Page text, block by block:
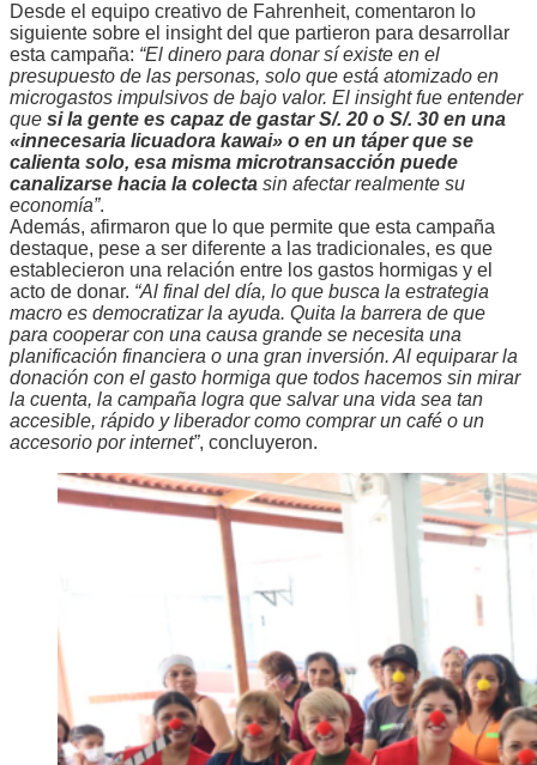
Desde el equipo creativo de Fahrenheit, comentaron lo
siguiente sobre el insight del que partieron para desarrollar
esta campaña: “El dinero para donar sí existe en el
presupuesto de las personas, solo que está atomizado en
microgastos impulsivos de bajo valor. El insight fue entender
que si la gente es capaz de gastar S/. 20 o S/. 30 en una
«innecesaria licuadora kawai» o en un táper que se
calienta solo, esa misma microtransacción puede
canalizarse hacia la colecta sin afectar realmente su
economía”.
Además, afirmaron que lo que permite que esta campaña
destaque, pese a ser diferente a las tradicionales, es que
establecieron una relación entre los gastos hormigas y el
acto de donar. “Al final del día, lo que busca la estrategia
macro es democratizar la ayuda. Quita la barrera de que
para cooperar con una causa grande se necesita una
planificación financiera o una gran inversión. Al equiparar la
donación con el gasto hormiga que todos hacemos sin mirar
la cuenta, la campaña logra que salvar una vida sea tan
accesible, rápido y liberador como comprar un café o un
accesorio por internet”, concluyeron.